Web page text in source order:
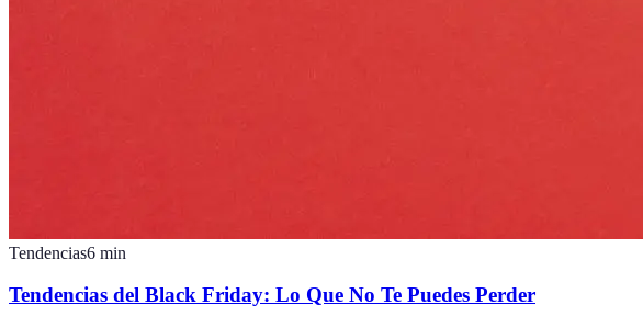
Tendencias6 min
Tendencias del Black Friday: Lo Que No Te Puedes Perder